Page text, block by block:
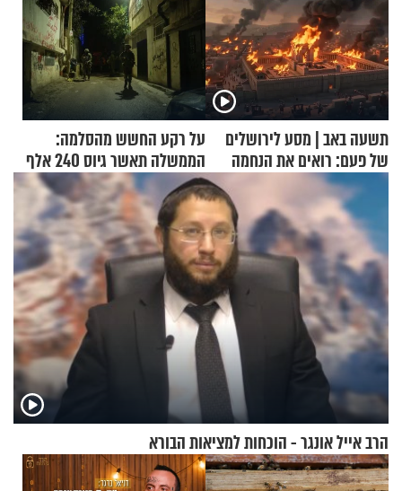
תשעה באב | מסע לירושלים
של פעם: רואים את הנחמה
על רקע החשש מהסלמה:
הממשלה תאשר גיוס 240 אלף
אנשי מילואים
הרב אייל אונגר - הוכחות למציאות הבורא